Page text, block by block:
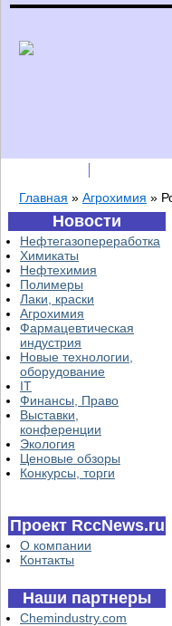
Главная » Агрохимия »
Новости
Нефтегазопереработка
Химикаты
Нефтехимия
Полимеры
Лаки, краски
Агрохимия
Фармацевтическая
индустрия
Новые технологии,
оборудование
IT
Финансы, Право
Выставки,
конференции
Экология
Ценовые обзоры
Конкурсы, торги
Проект RccNews.ru
О компании
Контакты
Наши партнеры
Chemindustry.com